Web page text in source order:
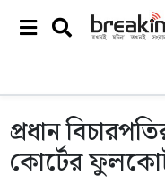
প্রধান
কোর্টের